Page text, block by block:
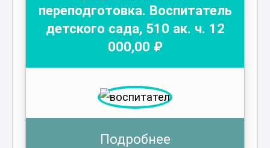
переподготовка. Воспитатель
детского сада, 510 ак. ч. 12
000,00 ₽
Подробнее